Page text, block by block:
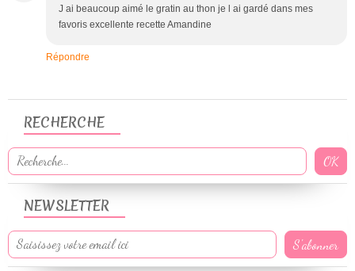
J ai beaucoup aimé le gratin au thon je l ai gardé dans mes
favoris excellente recette Amandine
Répondre
NEWSLETTER
RECHERCHE